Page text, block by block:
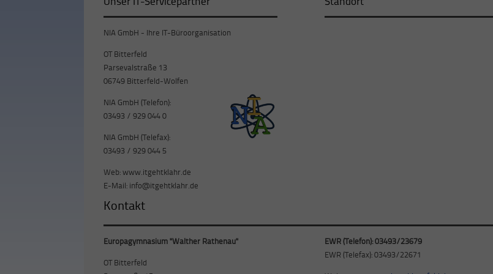
NIA GmbH - Ihre IT-Büroorganisation
OT Bitterfeld
Parsevalstraße 13
06749 Bitterfeld-Wolfen
NIA GmbH (Telefon):
03493 / 929 044 0
NIA GmbH (Telefax):
03493 / 929 044 5
Web:www.itgehtklahr.de
E-Mail: info@itgehtklahr.de
Kontakt
Europagymnasium "Walther Rathenau"
OT Bitterfeld
EWR (Telefon): 03493/23679
EWR (Telefax): 03493/22671